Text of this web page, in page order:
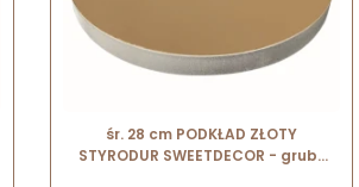
śr. 28 cm PODKŁAD ZŁOTY
STYRODUR SWEETDECOR - gruby